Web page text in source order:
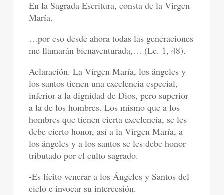
En la Sagrada Escritura, consta de la Virgen
María.
…por eso desde ahora todas las generaciones
me llamarán bienaventurada,… (Lc. 1, 48).
Aclaración. La Virgen María, los ángeles y
los santos tienen una excelencia especial,
inferior a la dignidad de Dios, pero superior
a la de los hombres. Los mismo que a los
hombres que tienen cierta excelencia, se les
debe cierto honor, así a la Virgen María, a
los ángeles y a los santos se les debe honor
tributado por el culto sagrado.
-Es lícito venerar a los Ángeles y Santos del
cielo e invocar su intercesión.